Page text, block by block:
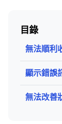
目錄
無法順利
顯示錯誤
無法改善